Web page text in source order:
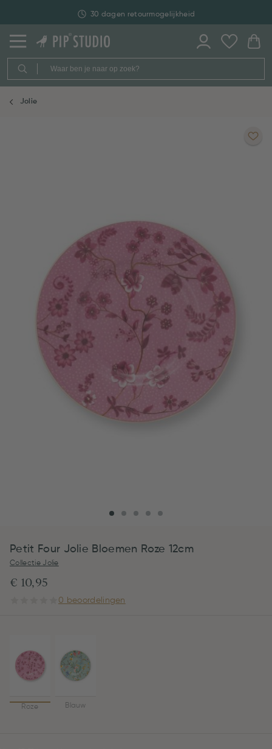
30 dagen retourmogelijkheid
Jolie
Petit Four Jolie Bloemen Roze 12cm
Collectie Jolie
€ 10,95
0 beoordelingen
Roze Blauw